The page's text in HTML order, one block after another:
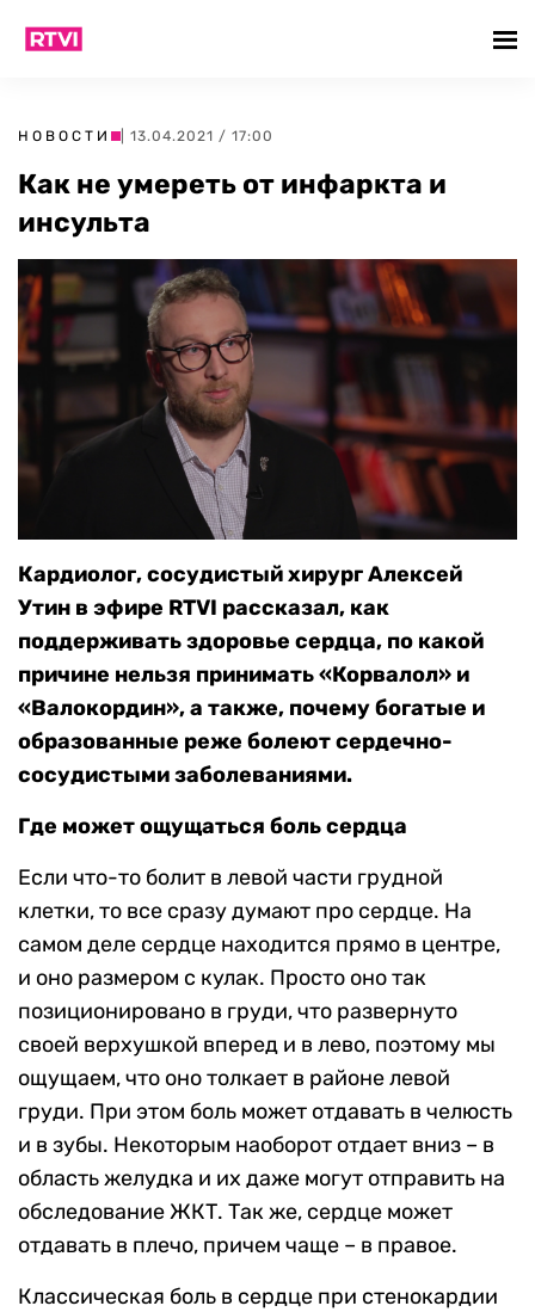
НОВОСТИ | 13.04.2021 / 17:00
Как не умереть от инфаркта и
инсульта
Кардиолог, сосудистый хирург Алексей
Утин в эфире RTVI рассказал, как
поддерживать здоровье сердца, по какой
причине нельзя принимать «Корвалол» и
«Валокордин», а также, почему богатые и
образованные реже болеют сердечно-
сосудистыми заболеваниями.
Где может ощущаться боль сердца
Если что-то болит в левой части грудной
клетки, то все сразу думают про сердце. На
самом деле сердце находится прямо в центре,
и оно размером с кулак. Просто оно так
позиционировано в груди, что развернуто
своей верхушкой вперед и в лево, поэтому мы
ощущаем, что оно толкает в районе левой
груди. При этом боль может отдавать в челюсть
и в зубы. Некоторым наоборот отдает вниз – в
область желудка и их даже могут отправить на
обследование ЖКТ. Так же, сердце может
отдавать в плечо, причем чаще – в правое.
Классическая боль в сердце при стенокардии